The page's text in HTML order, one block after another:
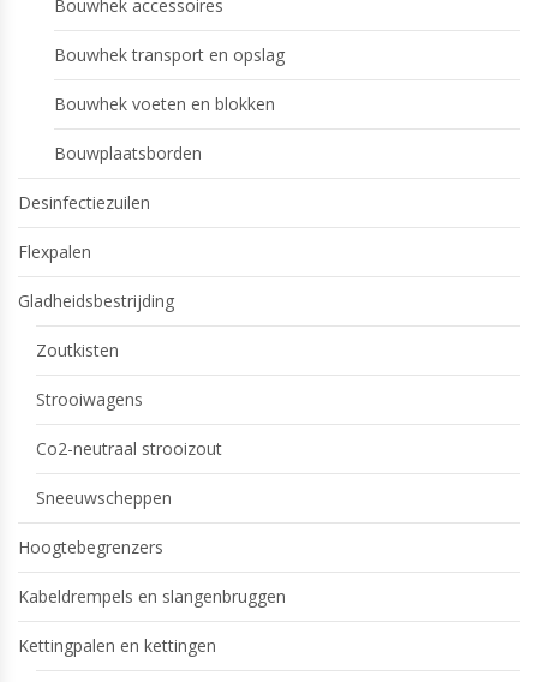
Bouwhek accessoires
Bouwhek transport en opslag
Bouwhek voeten en blokken
Bouwplaatsborden
Desinfectiezuilen
Flexpalen
Gladheidsbestrijding
Zoutkisten
Strooiwagens
Co2-neutraal strooizout
Sneeuwscheppen
Hoogtebegrenzers
Kabeldrempels en slangenbruggen
Kettingpalen en kettingen